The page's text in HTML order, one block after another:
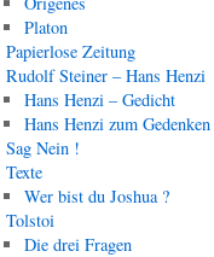
Platon
Papierlose Zeitung
Rudolf Steiner – Hans Henzi
Hans Henzi – Gedicht
Hans Henzi zum Gedenken
Sag Nein !
Texte
Wer bist du Joshua ?
Tolstoi
Die drei Fragen